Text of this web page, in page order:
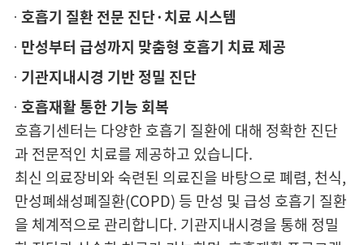
신생아집중치료센터
전립선센터
낮병동(재활)
소화기 치료내시경실
호흡재활센터
호흡기 질환 전문 진단·치료 시스템
만성부터 급성까지 맞춤형 호흡기 치료 제공
기관지내시경 기반 정밀 진단
호흡재활 통한 기능 회복
호흡기센터는 다양한 호흡기 질환에 대해 정확한 진단
과 전문적인 치료를 제공하고 있습니다.
최신 의료장비와 숙련된 의료진을 바탕으로 폐렴, 천식,
만성폐쇄성폐질환(COPD) 등 만성 및 급성 호흡기 질환
을 체계적으로 관리합니다. 기관지내시경을 통해 정밀